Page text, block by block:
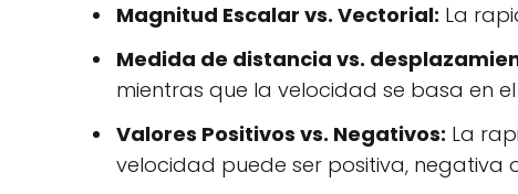
Magnitud Escalar vs. Vectorial: La
Medida de distancia vs.
mientras que la velocidad se basa en
Valores Positivos vs. Negativos: La
velocidad puede ser positiva, negativa